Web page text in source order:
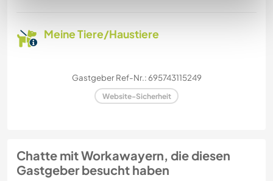
Meine Tiere/Haustiere
Gastgeber Ref-Nr.: 695743115249
Website-Sicherheit
Chatte mit Workawayern, die diesen
Gastgeber besucht haben